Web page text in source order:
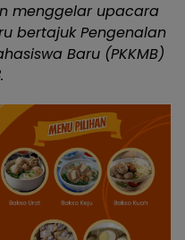
menggelar upacara
bertajuk Pengenalan
Baru (PKKMB)